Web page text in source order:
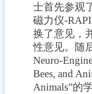
士首先参观
磁力仪-
换了意见，
性意见。随
Neuro-
Bees, and
Animals”的